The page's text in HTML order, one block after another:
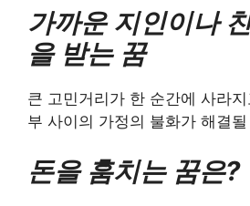
가까운 지인이나
을 받는 꿈
큰 고민거리가 한 순간에 사라
부 사이의 가정의 불화가 해결
돈을 훔치는 꿈은?